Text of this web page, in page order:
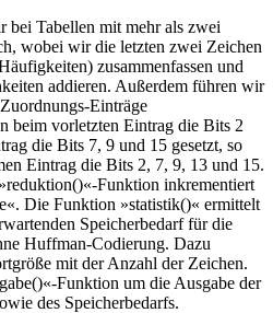
bei Tabellen mit mehr als zwei
wobei wir die letzten zwei Zeichen
zusammenfassen und
addieren. Außerdem führen wir
Einträge
beim vorletzten Eintrag die Bits 2
die Bits 7, 9 und 15 gesetzt, so
Eintrag die Bits 2, 7, 9, 13 und 15.
Funktion inkrementiert
Die Funktion »statistik()« ermittelt
Speicherbedarf für die
Huffman-Codierung. Dazu
mit der Anzahl der Zeichen.
Funktion um die Ausgabe der
des Speicherbedarfs.